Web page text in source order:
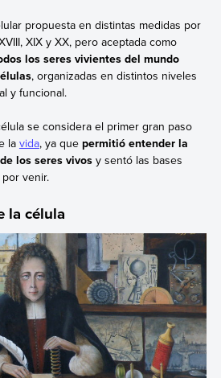
propuesta en distintas medidas por
XIX y XX, pero aceptada como
los seres vivientes del mundo
, organizadas en distintos niveles
y funcional.
se considera el primer gran paso
la vida, ya quepermitió entender la
los seres vivosy sentó las bases
por venir.
la célula